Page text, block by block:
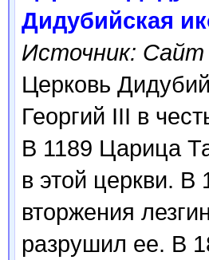
Дидубийская
Источник: Сайт
Церковь
Георгий III в
В 1189 Царица
в этой церкви. В
вторжения
разрушил ее. В